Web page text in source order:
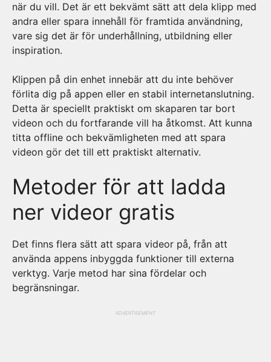
när du vill. Det är ett bekvämt sätt att dela klipp med
andra eller spara innehåll för framtida användning,
vare sig det är för underhållning, utbildning eller
inspiration.
Klippen på din enhet innebär att du inte behöver
förlita dig på appen eller en stabil internetanslutning.
Detta är speciellt praktiskt om skaparen tar bort
videon och du fortfarande vill ha åtkomst. Att kunna
titta offline och bekvämligheten med att spara
videon gör det till ett praktiskt alternativ.
Metoder för att ladda
ner videor gratis
Det finns flera sätt att spara videor på, från att
använda appens inbyggda funktioner till externa
verktyg. Varje metod har sina fördelar och
begränsningar.
ADVERTISEMENT